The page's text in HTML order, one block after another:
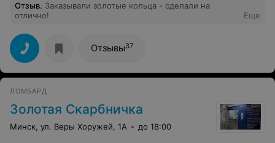
Отзыв. Заказывали золотые кольца - сделали на
отлично!
Еще
Отзывы37
ЛОМБАРД
Золотая Скарбничка
Минск, ул. Веры Хоружей, 1А до 18:00